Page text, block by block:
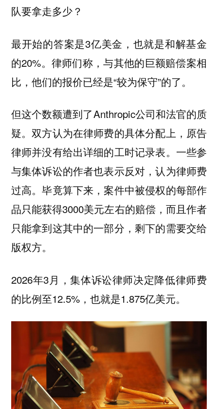
队要拿走多少？
最开始的答案是3亿美金，也就是和解基金
的20%。律师们称，与其他的巨额赔偿案相
比，他们的报价已经是“较为保守”的了。
但这个数额遭到了Anthropic公司和法官的质
疑。双方认为在律师费的具体分配上，原告
律师并没有给出详细的工时记录表。一些参
与集体诉讼的作者也表示反对，认为律师费
过高。毕竟算下来，案件中被侵权的每部作
品只能获得3000美元左右的赔偿，而且作者
只能拿到这其中的一部分，剩下的需要交给
版权方。
2026年3月，集体诉讼律师决定降低律师费
的比例至12.5%，也就是1.875亿美元。